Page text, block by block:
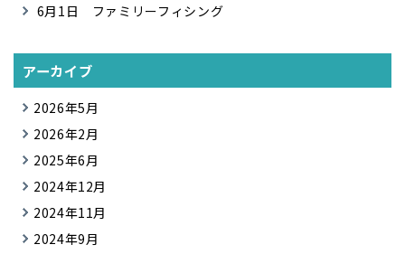
6月1日 ファミリーフィシング
アーカイブ
2026年5月
2026年2月
2025年6月
2024年12月
2024年11月
2024年9月